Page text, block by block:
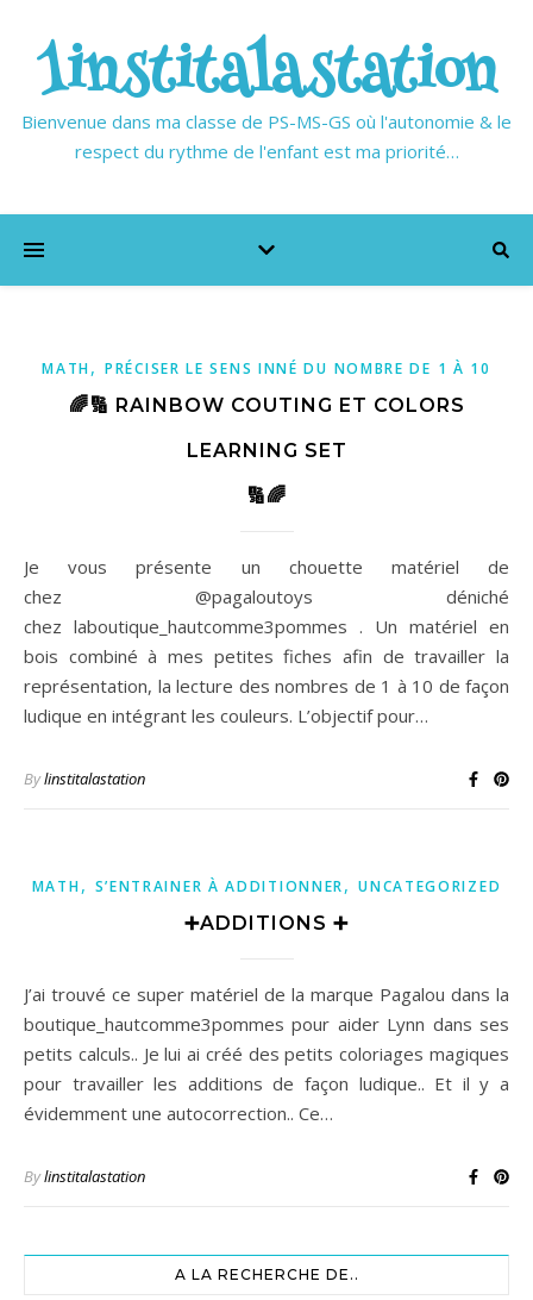
1institalastation
Bienvenue dans ma classe de PS-MS-GS où l'autonomie & le
respect du rythme de l'enfant est ma priorité…
MATH,PRÉCISER LE SENS INNÉ DU NOMBRE DE 1 À 10
🌈🔢 RAINBOW COUTING ET COLORS
LEARNING SET
🔢🌈
Je vous présente un chouette matériel de
chez @pagaloutoys déniché
chez laboutique_hautcomme3pommes . Un matériel en
bois combiné à mes petites fiches afin de travailler la
représentation, la lecture des nombres de 1 à 10 de façon
ludique en intégrant les couleurs. L’objectif pour…
Bylinstitalastation
MATH, S’ENTRAINER À ADDITIONNER,UNCATEGORIZED
➕ADDITIONS ➕
J’ai trouvé ce super matériel de la marque Pagalou dans la
boutique_hautcomme3pommes pour aider Lynn dans ses
petits calculs.. Je lui ai créé des petits coloriages magiques
pour travailler les additions de façon ludique.. Et il y a
évidemment une autocorrection.. Ce…
Bylinstitalastation
A LA RECHERCHE DE..